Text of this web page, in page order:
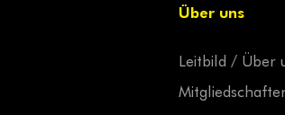
Über uns
Leitbild / Über